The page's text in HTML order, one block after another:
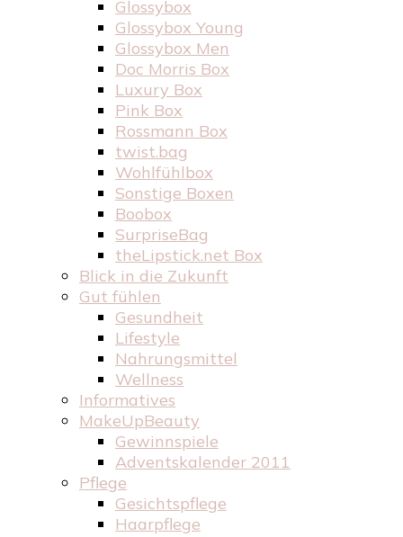
Glossybox
Glossybox Young
Glossybox Men
Doc Morris Box
Luxury Box
Pink Box
Rossmann Box
twist.bag
Wohlfühlbox
Sonstige Boxen
Boobox
SurpriseBag
theLipstick.net Box
Blick in die Zukunft
Gut fühlen
Gesundheit
Lifestyle
Nahrungsmittel
Wellness
Informatives
MakeUpBeauty
Gewinnspiele
Adventskalender 2011
Pflege
Gesichtspflege
Haarpflege